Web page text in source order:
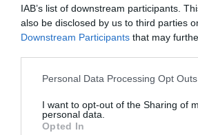
IAB’s list of downstream participants.
also be disclosed by us to third parties
Downstream Participants that may
Please note that this website/app uses
not limited to your visit or usage
grant or deny consent to Google and its
Personal Data Processing Opt Outs
I want to opt-out of the Sharing of
personal data.
Opted In